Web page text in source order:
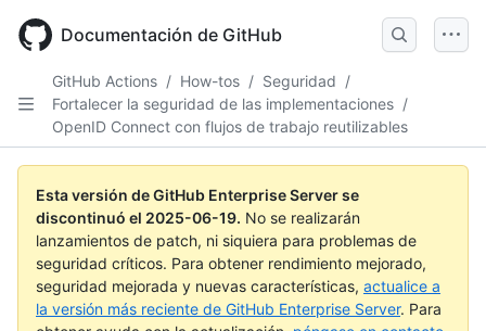
main
Documentación de GitHub
GitHub Actions / How-tos / Seguridad /
Fortalecer la seguridad de las implementaciones /
OpenID Connect con flujos de trabajo reutilizables
Esta versión de GitHub Enterprise Server se
discontinuó el 2025-06-19. No se realizarán
lanzamientos de patch, ni siquiera para problemas de
seguridad críticos. Para obtener rendimiento mejorado,
seguridad mejorada y nuevas características, actualice a
la versión más reciente de GitHub Enterprise Server. Para